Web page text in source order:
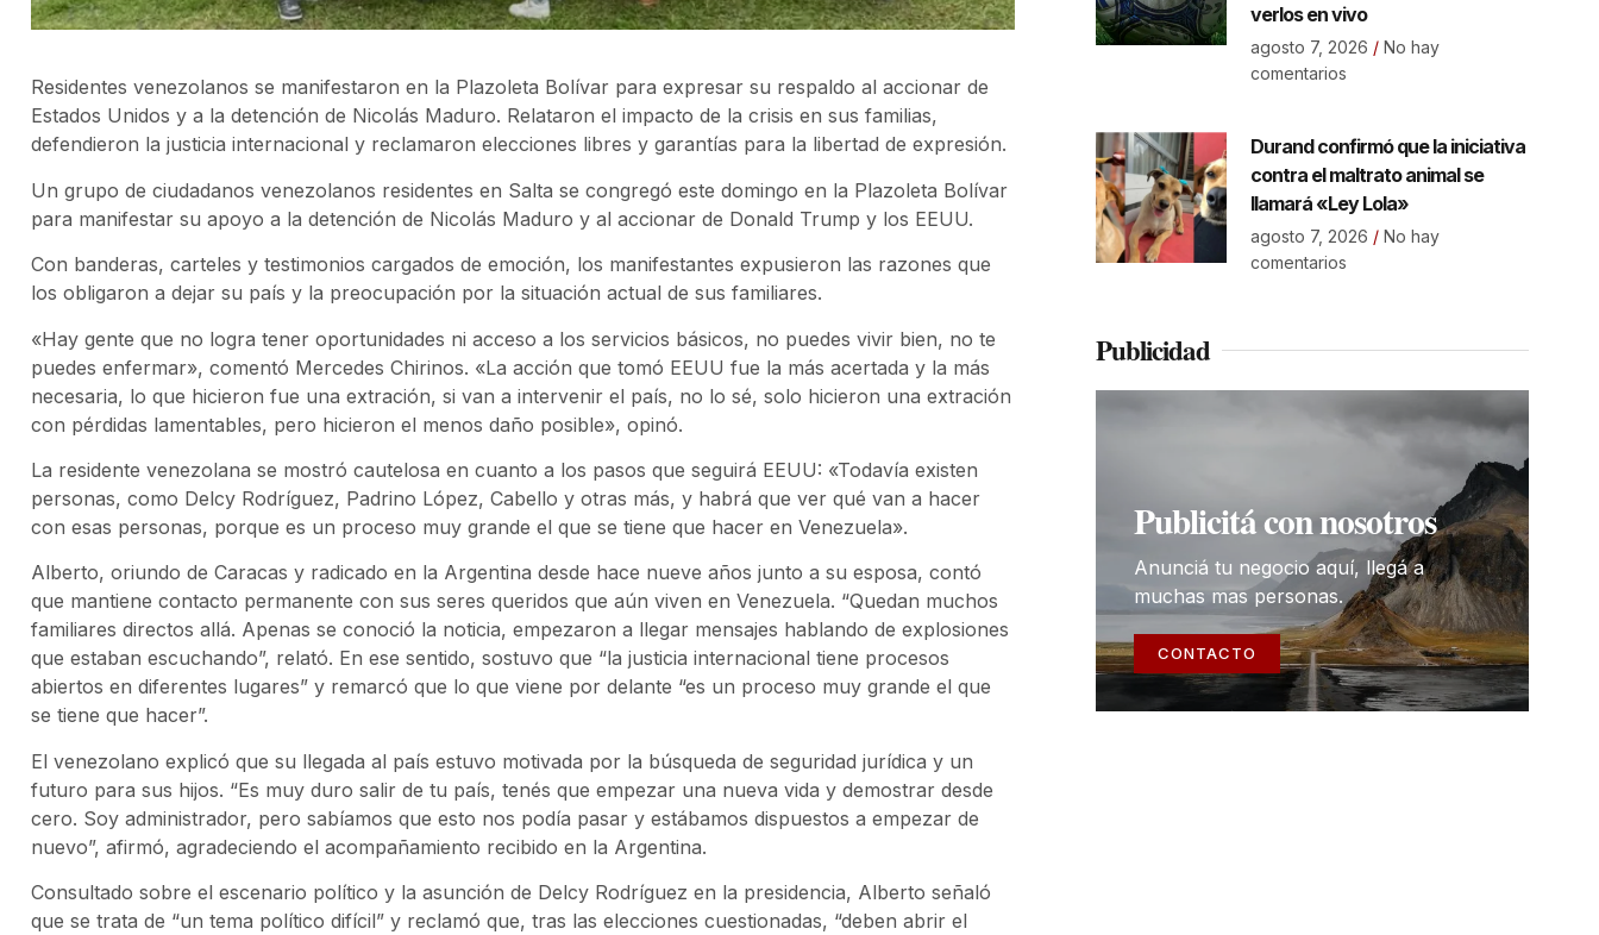
Residentes venezolanos se manifestaron en la Plazoleta Bolívar para expresar su respaldo al accionar de
Estados Unidos y a la detención de Nicolás Maduro. Relataron el impacto de la crisis en sus familias,
defendieron la justicia internacional y reclamaron elecciones libres y garantías para la libertad de expresión.
Un grupo de ciudadanos venezolanos residentes en Salta se congregó este domingo en la Plazoleta Bolívar
para manifestar su apoyo a la detención de Nicolás Maduro y al accionar de Donald Trump y los EEUU.
Con banderas, carteles y testimonios cargados de emoción, los manifestantes expusieron las razones que
los obligaron a dejar su país y la preocupación por la situación actual de sus familiares.
«Hay gente que no logra tener oportunidades ni acceso a los servicios básicos, no puedes vivir bien, no te
puedes enfermar», comentó Mercedes Chirinos. «La acción que tomó EEUU fue la más acertada y la más
necesaria, lo que hicieron fue una extración, si van a intervenir el país, no lo sé, solo hicieron una extración
con pérdidas lamentables, pero hicieron el menos daño posible», opinó.
La residente venezolana se mostró cautelosa en cuanto a los pasos que seguirá EEUU: «Todavía existen
personas, como Delcy Rodríguez, Padrino López, Cabello y otras más, y habrá que ver qué van a hacer
con esas personas, porque es un proceso muy grande el que se tiene que hacer en Venezuela».
Alberto, oriundo de Caracas y radicado en la Argentina desde hace nueve años junto a su esposa, contó
que mantiene contacto permanente con sus seres queridos que aún viven en Venezuela. “Quedan muchos
familiares directos allá. Apenas se conoció la noticia, empezaron a llegar mensajes hablando de explosiones
que estaban escuchando”, relató. En ese sentido, sostuvo que “la justicia internacional tiene procesos
abiertos en diferentes lugares” y remarcó que lo que viene por delante “es un proceso muy grande el que
se tiene que hacer”.
El venezolano explicó que su llegada al país estuvo motivada por la búsqueda de seguridad jurídica y un
futuro para sus hijos. “Es muy duro salir de tu país, tenés que empezar una nueva vida y demostrar desde
cero. Soy administrador, pero sabíamos que esto nos podía pasar y estábamos dispuestos a empezar de
nuevo”, afirmó, agradeciendo el acompañamiento recibido en la Argentina.
Consultado sobre el escenario político y la asunción de Delcy Rodríguez en la presidencia, Alberto señaló
que se trata de “un tema político difícil” y reclamó que, tras las elecciones cuestionadas, “deben abrir el
verlos en vivo
agosto 7, 2026 No hay
comentarios
Durand confirmó que la iniciativa
contra el maltrato animal se
llamará «Ley Lola»
agosto 7, 2026 No hay
comentarios
Publicidad
Publicitá con nosotros
Anunciá tu negocio aquí, llegá a
muchas mas personas.
CONTACTO